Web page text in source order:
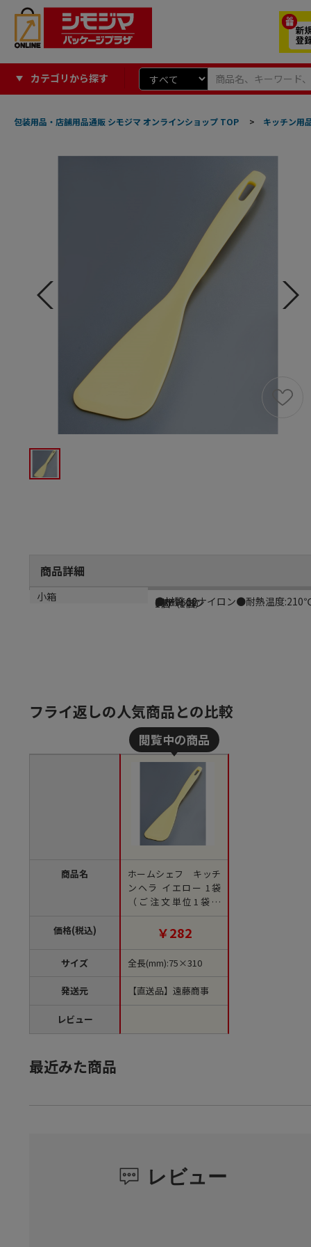
カテゴリから探す
包装用品・店舗用品通販 シモジマ オンラインショップ TOP > キッチン用
商品詳細
商品説明
●材質:66ナイロン●耐熱温度
メーカー品番
BKH0502
材質
66ナイロン
小箱
1個（1個）
フライ返しの人気商品との比較
商品名
価格(税込)
サイズ
発送元
レビュー
ホームシェフ キッチ
ンヘラ イエロー 1袋
（ご注文単位1袋）
【直送品】
￥282
全長(mm):75×310
【直送品】遠藤商事
最近みた商品
レビュー